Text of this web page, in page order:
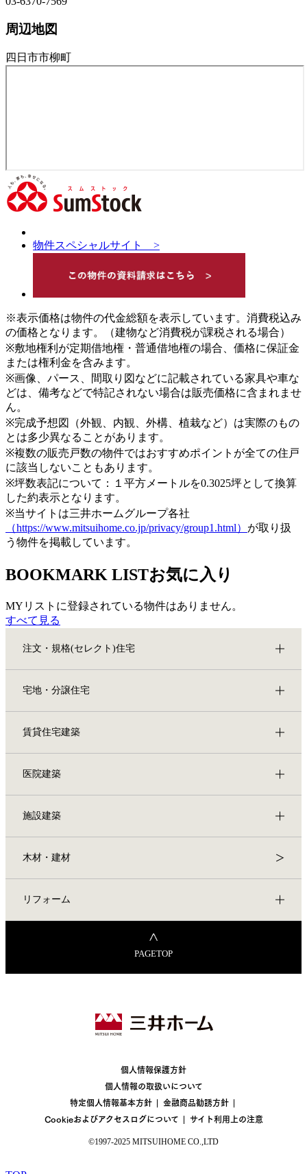
周辺地図
四日市市柳町
物件スペシャルサイト >
※表示価格は物件の代金総額を表示しています。消費税込み
の価格となります。（建物など消費税が課税される場合）
※敷地権利が定期借地権・普通借地権の場合、価格に保証金
または権利金を含みます。
※画像、パース、間取り図などに記載されている家具や車な
どは、備考などで特記されない場合は販売価格に含まれませ
ん。
※完成予想図（外観、内観、外構、植栽など）は実際のもの
とは多少異なることがあります。
※複数の販売戸数の物件ではおすすめポイントが全ての住戸
に該当しないこともあります。
※坪数表記について：１平方メートルを0.3025坪として換算
した約表示となります。
※当サイトは三井ホームグループ各社
（https://www.mitsuihome.co.jp/privacy/group1.html） が取り扱
う物件を掲載しています。
BOOKMARK LISTお気に入り
MYリストに登録されている物件はありません。
すべて見る
注文・規格(セレクト)住宅
宅地・分譲住宅
賃貸住宅建築
医院建築
施設建築
木材・建材
リフォーム
PAGETOP
個人情報保護方針
個人情報の取扱いについて
特定個人情報基本方針
金融商品勧誘方針
Cookieおよびアクセスログについて
サイト利用上の注意
©1997-2025 MITSUIHOME CO.,LTD